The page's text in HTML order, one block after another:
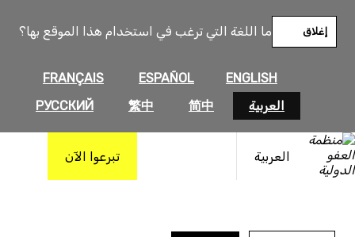
ما اللغة التي ترغب في استخدام هذا الموقع بها؟
ENGLISH
ESPAÑOL
FRANÇAIS
العربية
简中
繁中
РУССКИЙ
إغلاق
العربية تبرعوا الآن
المحتوى